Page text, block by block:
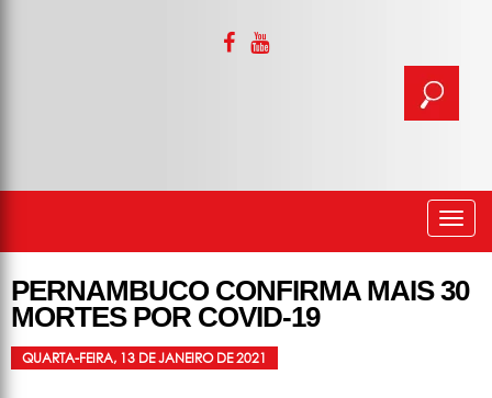
PERNAMBUCO CONFIRMA MAIS 30
MORTES POR COVID-19
QUARTA-FEIRA, 13 DE JANEIRO DE 2021